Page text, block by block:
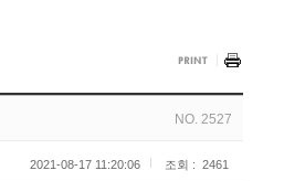
NO. 2527
2021-08-17 11:20:06 조회 : 2461